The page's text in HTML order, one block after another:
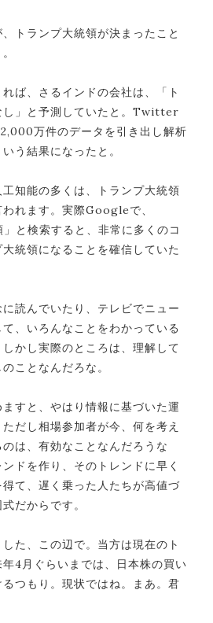
トランプ大統領が決まったこと
ば、さるインドの会社は、「ト
し」と予測していたと。Twitter
万件のデータを引き出し解析
う結果になったと。
知能の多くは、トランプ大統領
れます。実際Googleで、
と検索すると、非常に多くのコ
統領になることを確信していた
読んでいたり、テレビでニュー
、いろんなことをわかっている
かし実際のところは、理解して
ことなんだろな。
すと、やはり情報に基づいた運
だし相場参加者が今、何を考え
は、有効なことなんだろうな
ドを作り、そのトレンドに早く
て、遅く乗った人たちが高値づ
だからです。
た、この辺で。当方は現在のト
4月ぐらいまでは、日本株の買い
つもり。現状ではね。まあ。君